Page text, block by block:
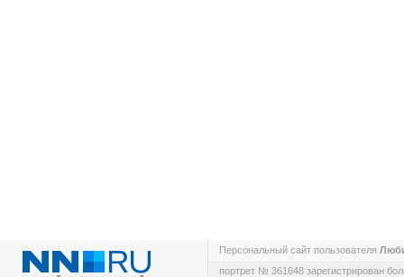
Персональный сайт пользователя
портрет № 361648 зарегистрирован